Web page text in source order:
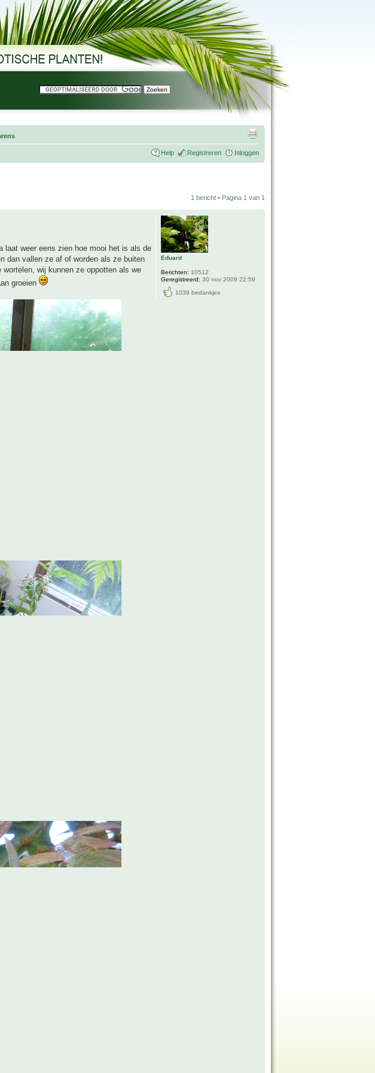
Help Registreren Inloggen
1 bericht • Pagina 1 van 1
laat weer eens zien hoe mooi het is als de
dan vallen ze af of worden als ze buiten
wij kunnen ze oppotten als we
groeien
Eduard
Berichten: 10512
Geregistreerd: 30 nov 2009 22:59
1039 bedankjes